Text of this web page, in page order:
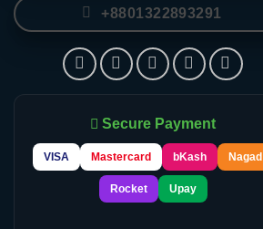
+8801322893291
Secure Payment
VISA Mastercard bKash Nagad
Rocket Upay